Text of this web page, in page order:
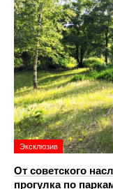
Эксклюзив
От советского
прогулка по